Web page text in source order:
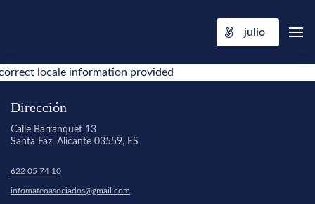
julio
locale information provided
Dirección
Calle Barranquet 13
Santa Faz, Alicante 03559, ES
622 05 74 10
infomateoasociados@gmail.com